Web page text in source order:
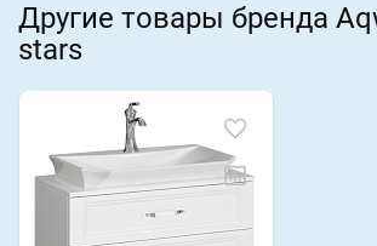
Другие товары бренда
stars